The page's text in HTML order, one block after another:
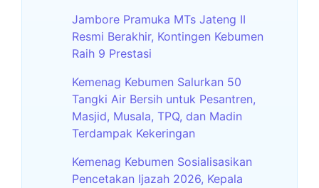
Jambore Pramuka MTs Jateng II
Resmi Berakhir, Kontingen Kebumen
Raih 9 Prestasi
Kemenag Kebumen Salurkan 50
Tangki Air Bersih untuk Pesantren,
Masjid, Musala, TPQ, dan Madin
Terdampak Kekeringan
Kemenag Kebumen Sosialisasikan
Pencetakan Ijazah 2026, Kepala